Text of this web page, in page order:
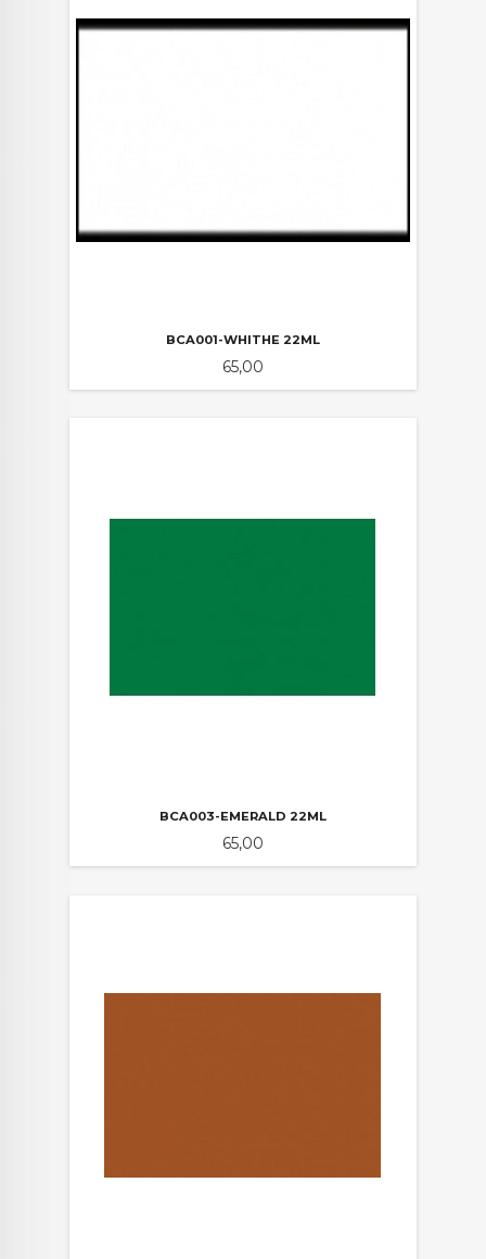
BCA001-WHITHE 22ML
Pris
65,00
BCA003-EMERALD 22ML
Pris
65,00